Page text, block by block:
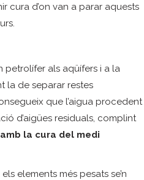
cura d’on van a parar aquests
petrolífer als aqüífers i a la
la de separar restes
que l’aigua procedent
d’aigües residuals, complint
la cura del medi
elements més pesats se’n